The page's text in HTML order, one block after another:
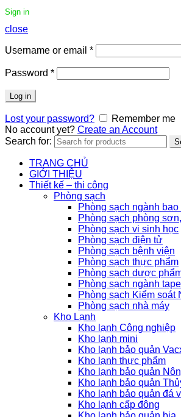
Sign in
close
Username or email *
Password *
Log in
Lost your password?
Remember me
No account yet? Create an Account
Search for:
TRANG CHỦ
GIỚI THIỆU
Thiết kế – thi công
Phòng sạch
Phòng sạch ngành bao
Phòng sạch phòng
Phòng sạch vi sinh học
Phòng sạch điện tử
Phòng sạch bệnh viện
Phòng sạch thực phẩm
Phòng sạch dược
Phòng sạch ngành
Phòng sạch Kiểm soát
Phòng sạch nhà máy
Kho Lạnh
Kho lạnh Công nghiệp
Kho lạnh mini
Kho lạnh bảo quản
Kho lạnh thực phẩm
Kho lạnh bảo quản
Kho lạnh bảo quản
Kho lạnh bảo quản đá
Kho lạnh cấp đông